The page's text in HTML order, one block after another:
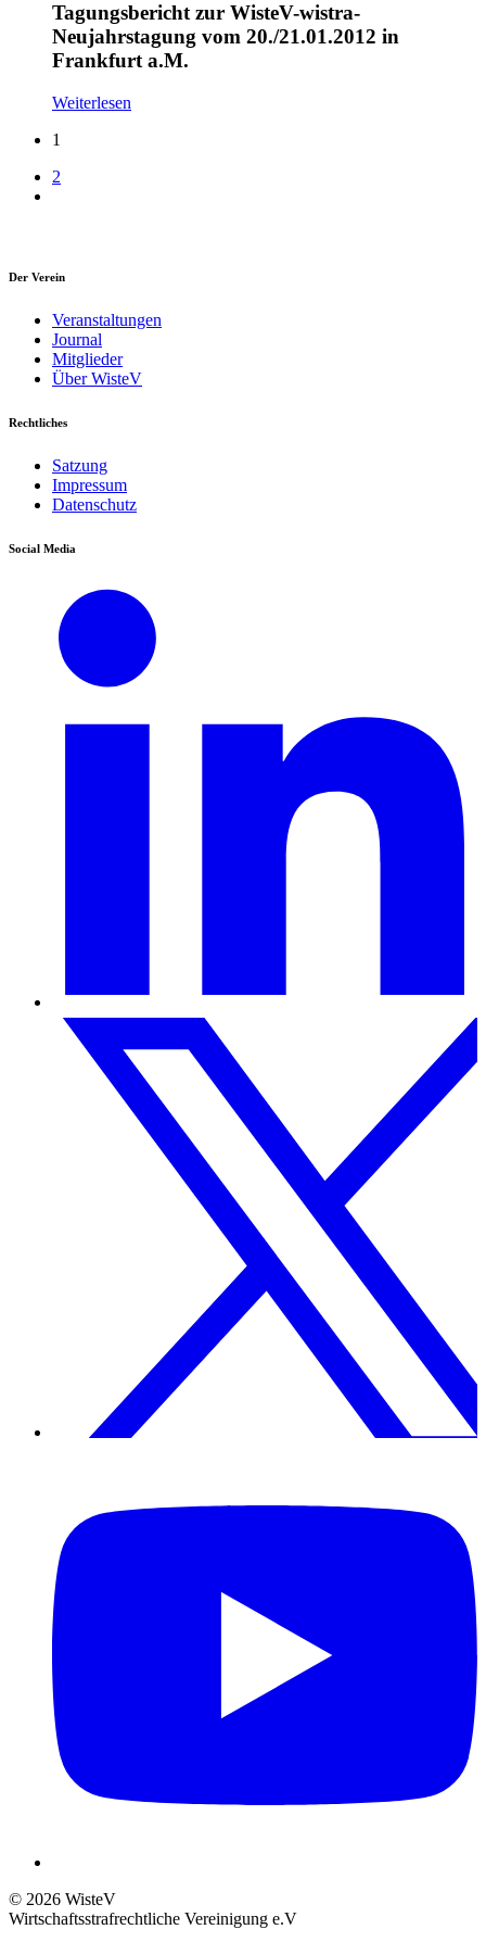
Tagungsbericht zur WisteV-wistra-
Neujahrstagung vom 20./21.01.2012 in
Frankfurt a.M.
Weiterlesen
1
2
Der Verein
Veranstaltungen
Journal
Mitglieder
Über WisteV
Rechtliches
Satzung
Impressum
Datenschutz
Social Media
© 2026 WisteV
Wirtschaftsstrafrechtliche Vereinigung e.V